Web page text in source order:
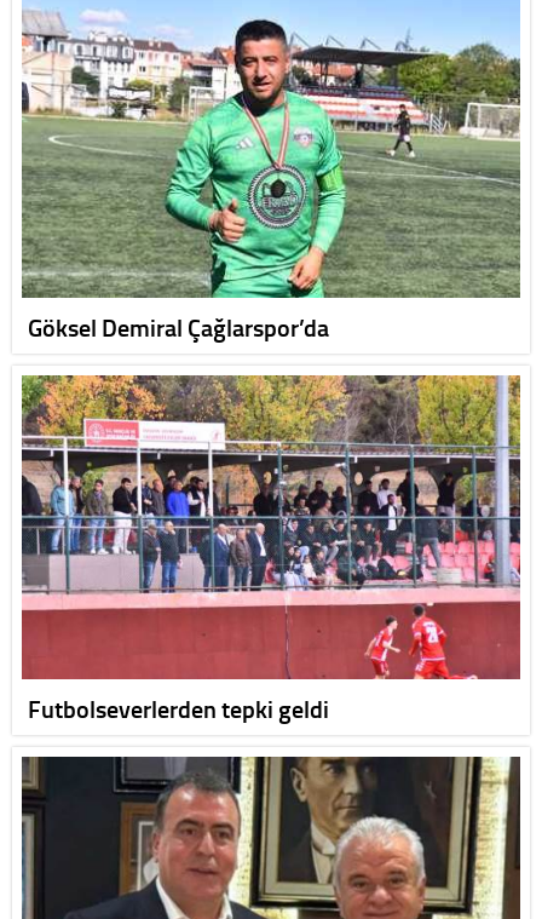
Göksel Demiral Çağlarspor’da
Futbolseverlerden tepki geldi